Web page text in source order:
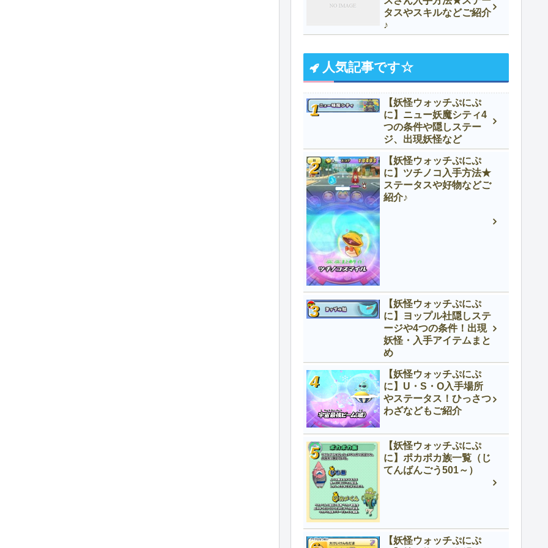
タスやスキルなどご紹介
♪
人気記事です☆
【妖怪ウォッチぷにぷ
に】ニュー妖魔シティ4
つの条件や隠しステー
ジ、出現妖怪など
【妖怪ウォッチぷにぷ
に】ツチノコ入手方法★
ステータスや好物などご
紹介♪
【妖怪ウォッチぷにぷ
に】ヨップル社隠しステ
ージや4つの条件！出現
妖怪・入手アイテムまと
め
【妖怪ウォッチぷにぷ
に】U・S・O入手場所
やステータス！ひっさつ
わざなどもご紹介
【妖怪ウォッチぷにぷ
に】ポカポカ族一覧（じ
てんばんごう501～）
【妖怪ウォッチぷにぷ